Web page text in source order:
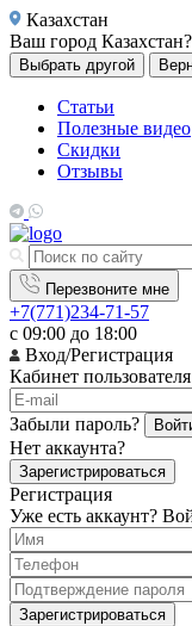
Казахстан
Ваш город Казахстан?
Выбрать другой
Статьи
Полезные видео
Скидки
Отзывы
Перезвоните мне
+7(771)234-71-57
с 09:00 до 18:00
Вход/Регистрация
Кабинет пользователя
Забыли пароль?
Нет аккаунта?
Зарегистрироваться
Регистрация
Уже есть аккаунт?
Зарегистрироваться